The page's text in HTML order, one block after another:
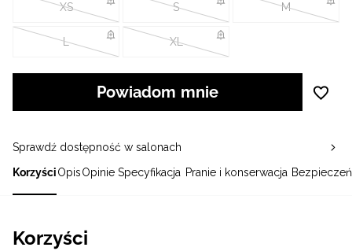
KorzyściOpisOpinie Specyfikacja Pranie i konserwacja
Korzyści
XS S M
L XL
Powiadom mnie
Sprawdź dostępność w salonach